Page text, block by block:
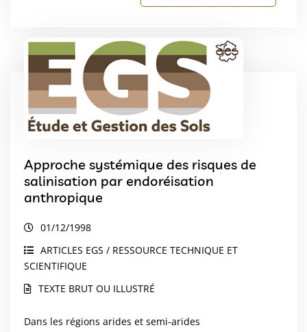
Approche systémique des risques de
salinisation par endoréisation
anthropique
01/12/1998
ARTICLES EGS / RESSOURCE TECHNIQUE ET
SCIENTIFIQUE
TEXTE BRUT OU ILLUSTRÉ
Dans les régions arides et semi-arides